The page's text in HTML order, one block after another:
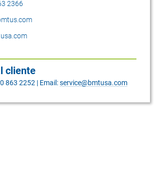
2366
cliente
863 2252 | Email:service@bmtusa.com